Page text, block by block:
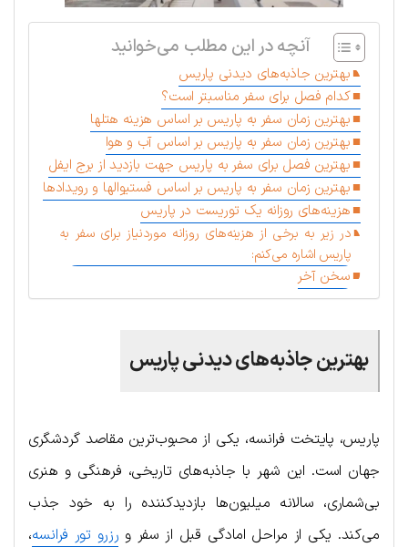
آنچه در این مطلب می‌خوانید
بهترین جاذبه‌های دیدنی پاریس
کدام فصل برای سفر مناسبتر است؟
بهترین زمان سفر به پاریس بر اساس هزینه هتلها
بهترین زمان سفر به پاریس بر اساس آب و هوا
بهترین فصل برای سفر به پاریس جهت بازدید از برج ایفل
بهترین زمان سفر به پاریس بر اساس فستیوالها و رویدادها
هزینه‌های روزانه یک توریست در پاریس
در زیر به برخی از هزینه‌های روزانه موردنیاز برای سفر به
پاریس اشاره می‌کنم:
سخن آخر
بهترین جاذبه‌های دیدنی پاریس
پاریس، پایتخت فرانسه، یکی از محبوب‌ترین مقاصد گردشگری
جهان است. این شهر با جاذبه‌های تاریخی، فرهنگی و هنری
بی‌شماری، سالانه میلیون‌ها بازدیدکننده را به خود جذب
می‌کند. یکی از مراحل امادگی قبل از سفر و رزرو تور فرانسه،